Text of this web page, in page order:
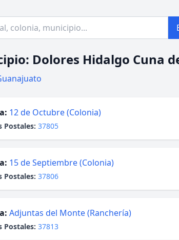
Dolores Hidalgo Cuna
12 de Octubre (Colonia)
Postales: 37805
15 de Septiembre (Colonia)
Postales: 37806
Adjuntas del Monte (Ranchería)
Postales: 37813